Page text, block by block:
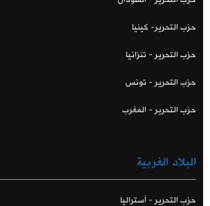
حزب التحرير- كينيا
حزب التحرير - تنزانيا
حزب التحرير - تونس
حزب التحرير - المغرب
البلاد الغربية
حزب التحرير - أستراليا